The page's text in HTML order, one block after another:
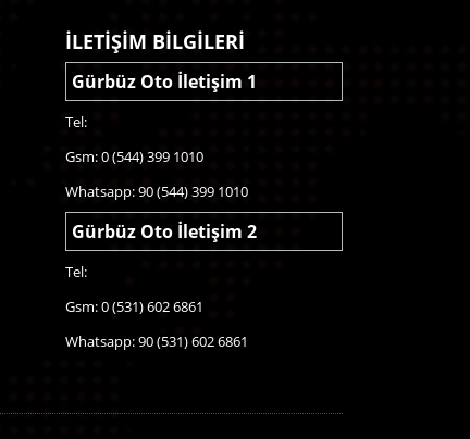
İLETİŞİM BİLGİLERİ
Gürbüz Oto İletişim 1
Tel:
Gsm: 0 (544) 399 1010
Whatsapp: 90 (544) 399 1010
Gürbüz Oto İletişim 2
Tel:
Gsm: 0 (531) 602 6861
Whatsapp: 90 (531) 602 6861